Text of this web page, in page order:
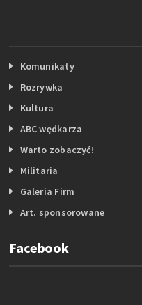
Komunikaty
Rozrywka
Kultura
ABC wędkarza
Warto zobaczyć!
Militaria
Galeria Firm
Art. sponsorowane
Facebook